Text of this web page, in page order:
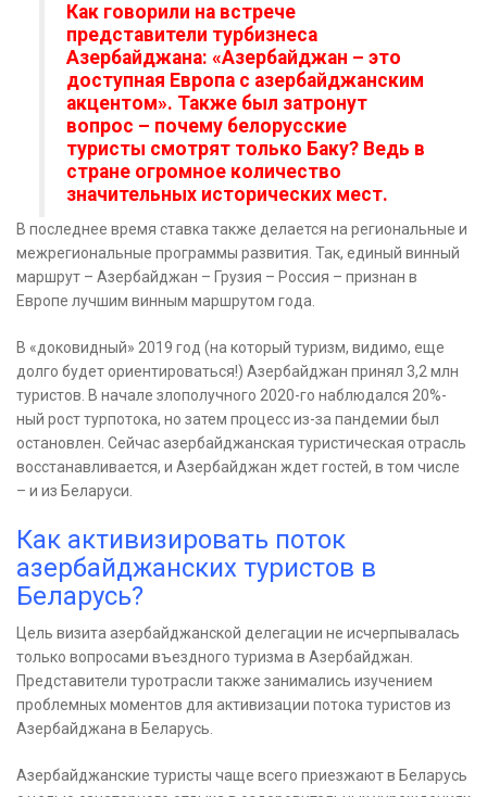
Как говорили на встрече
представители турбизнеса
Азербайджана: «Азербайджан – это
доступная Европа с азербайджанским
акцентом». Также был затронут
вопрос – почему белорусские
туристы смотрят только Баку? Ведь в
стране огромное количество
значительных исторических мест.
В последнее время ставка также делается на региональные и
межрегиональные программы развития. Так, единый винный
маршрут – Азербайджан – Грузия – Россия – признан в
Европе лучшим винным маршрутом года.
В «доковидный» 2019 год (на который туризм, видимо, еще
долго будет ориентироваться!) Азербайджан принял 3,2 млн
туристов. В начале злополучного 2020-го наблюдался 20%-
ный рост турпотока, но затем процесс из-за пандемии был
остановлен. Сейчас азербайджанская туристическая отрасль
восстанавливается, и Азербайджан ждет гостей, в том числе
– и из Беларуси.
Как активизировать поток
азербайджанских туристов в
Беларусь?
Цель визита азербайджанской делегации не исчерпывалась
только вопросами въездного туризма в Азербайджан.
Представители туротрасли также занимались изучением
проблемных моментов для активизации потока туристов из
Азербайджана в Беларусь.
Азербайджанские туристы чаще всего приезжают в Беларусь